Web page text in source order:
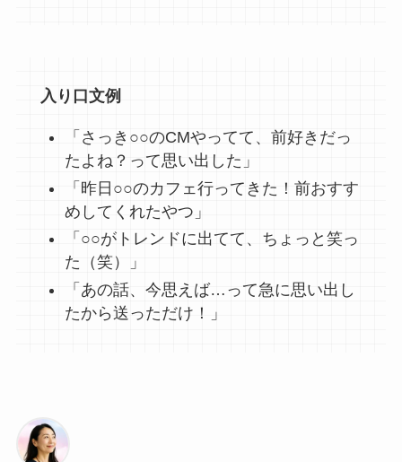
入り口文例
「さっき○○のCMやってて、前好きだっ
たよね？って思い出した」
「昨日○○のカフェ行ってきた！前おすす
めしてくれたやつ」
「○○がトレンドに出てて、ちょっと笑っ
た（笑）」
「あの話、今思えば…って急に思い出し
たから送っただけ！」